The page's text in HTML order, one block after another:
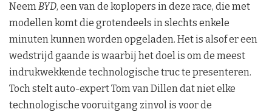
NeemBYD, een van de koplopers in deze race, die met
modellen komt die grotendeels in slechts enkele
minuten kunnen worden opgeladen. Het is alsof er een
wedstrijd gaande is waarbij het doel is om de meest
indrukwekkende technologische truc te presenteren.
Toch stelt auto-expert Tom van Dillen dat niet elke
technologische vooruitgang zinvol is voor de